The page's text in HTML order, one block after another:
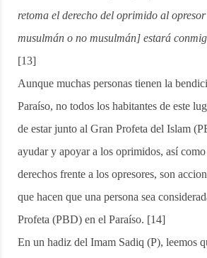
retoma el derecho del oprimido al
musulmán o no musulmán] estará
[13]
Aunque muchas personas tienen la
Paraíso, no todos los habitantes de este
de estar junto al Gran Profeta del Islam
ayudar y apoyar a los oprimidos, así
derechos frente a los opresores, son
que hacen que una persona sea
Profeta (PBD) en el Paraíso. [14]
En un hadiz del Imam Sadiq (P), leemos